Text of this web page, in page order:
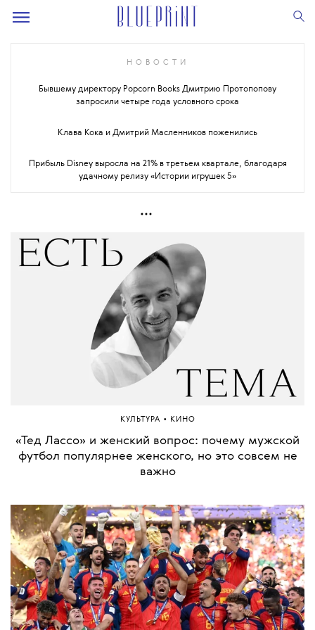
НОВОСТИ
Бывшему директору Popcorn Books Дмитрию Протопопову
запросили четыре года условного срока
Клава Кока и Дмитрий Масленников поженились
Прибыль Disney выросла на 21% в третьем квартале, благодаря
удачному релизу «Истории игрушек 5»
КУЛЬТУРА • КИНО
«Тед Лассо» и женский вопрос: почему мужской
футбол популярнее женского, но это совсем не
важно